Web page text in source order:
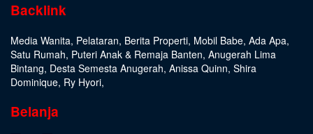
Backlink
Media Wanita, Pelataran, Berita Properti, Mobil Babe, Ada Apa,
Satu Rumah, Puteri Anak & Remaja Banten, Anugerah Lima
Bintang, Desta Semesta Anugerah, Anissa Quinn, Shira
Dominique, Ry Hyori,
Belanja